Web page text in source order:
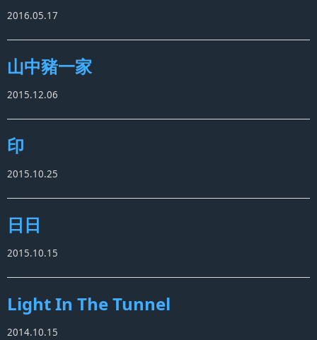
2016.05.17
山中豬一家
2015.12.06
印
2015.10.25
日日
2015.10.15
Light In The Tunnel
2014.10.15